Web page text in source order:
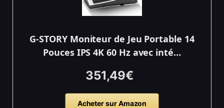
G-STORY Moniteur de Jeu Portable 14
Pouces IPS 4K 60 Hz avec inté…
351,49€
Acheter sur Amazon